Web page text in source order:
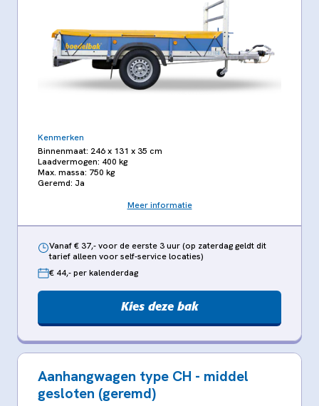
Kenmerken
Binnenmaat: 246 x 131 x 35 cm
Laadvermogen: 400 kg
Max. massa: 750 kg
Geremd: Ja
Meer informatie
Vanaf € 37,- voor de eerste 3 uur (op zaterdag geldt dit
tarief alleen voor self-service locaties)
€ 44,- per kalenderdag
Kies deze bak
Aanhangwagen type CH - middel
gesloten (geremd)